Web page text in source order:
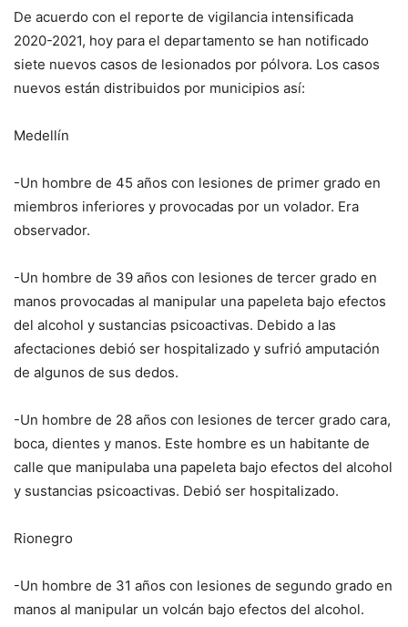
De acuerdo con el reporte de vigilancia intensificada
2020-2021, hoy para el departamento se han notificado
siete nuevos casos de lesionados por pólvora. Los casos
nuevos están distribuidos por municipios así:
Medellín
-Un hombre de 45 años con lesiones de primer grado en
miembros inferiores y provocadas por un volador. Era
observador.
-Un hombre de 39 años con lesiones de tercer grado en
manos provocadas al manipular una papeleta bajo efectos
del alcohol y sustancias psicoactivas. Debido a las
afectaciones debió ser hospitalizado y sufrió amputación
de algunos de sus dedos.
-Un hombre de 28 años con lesiones de tercer grado cara,
boca, dientes y manos. Este hombre es un habitante de
calle que manipulaba una papeleta bajo efectos del alcohol
y sustancias psicoactivas. Debió ser hospitalizado.
Rionegro
-Un hombre de 31 años con lesiones de segundo grado en
manos al manipular un volcán bajo efectos del alcohol.